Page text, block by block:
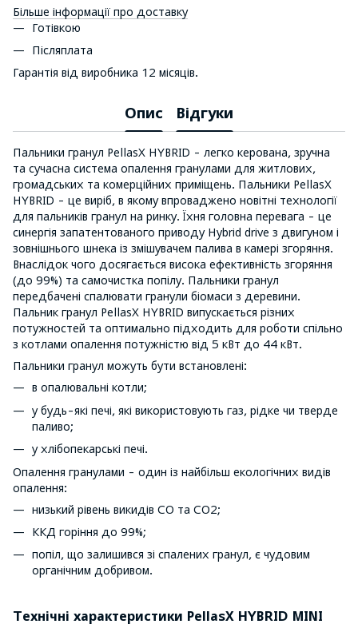
Більше інформації про доставку
Готівкою
Післяплата
Гарантія від виробника 12 місяців.
Опис Відгуки
Пальники гранул PellasX HYBRID - легко керована, зручна
та сучасна система опалення гранулами для житлових,
громадських та комерційних приміщень. Пальники PellasX
HYBRID - це виріб, в якому впроваджено новітні технології
для пальників гранул на ринку. Їхня головна перевага - це
синергія запатентованого приводу Hybrid drive з двигуном і
зовнішнього шнека із змішувачем палива в камері згоряння.
Внаслідок чого досягається висока ефективність згоряння
(до 99%) та самочистка попілу. Пальники гранул
передбачені спалювати гранули біомаси з деревини.
Пальник гранул PellasX HYBRID випускається різних
потужностей та оптимально підходить для роботи спільно
з котлами опалення потужністю від 5 кВт до 44 кВт.
Пальники гранул можуть бути встановлені:
в опалювальні котли;
у будь-які печі, які використовують газ, рідке чи тверде
паливо;
у хлібопекарські печі.
Опалення гранулами - один із найбільш екологічних видів
опалення:
низький рівень викидів CO та CO2;
ККД горіння до 99%;
попіл, що залишився зі спалених гранул, є чудовим
органічним добривом.
Технічні характеристики PellasX HYBRID MINI